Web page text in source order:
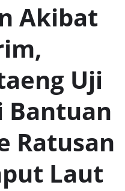
Akibat
Uji
Bantuan
Ratusan
Laut